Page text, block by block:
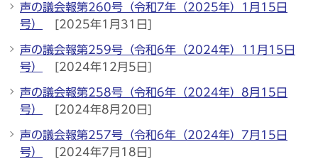
声の議会報第260号（令和7年（2025年）1月15日
号）
[2025年1月31日]
声の議会報第259号（令和6年（2024年）11月15日
号）
[2024年12月5日]
声の議会報第258号（令和6年（2024年）8月15日
号）
[2024年8月20日]
声の議会報第257号（令和6年（2024年）7月15日
号）
[2024年7月18日]